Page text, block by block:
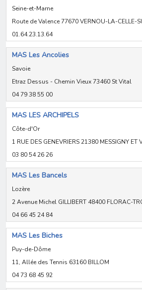
Seine-et-Marne
Route de Valence 77670 VERNOU-LA-CELLE-
01.64.23.13.64
MAS Les Ancolies
Savoie
Etraz Dessus - Chemin Vieux 73460 St Vital
04 79 38 55 00
MAS LES ARCHIPELS
Côte-d'Or
1 RUE DES GENEVRIERS 21380 MESSIGNY ET
03 80 54 26 26
MAS Les Bancels
Lozère
2 Avenue Michel GILLIBERT 48400 FLORAC-
04 66 45 24 84
MAS Les Biches
Puy-de-Dôme
11, Allée des Tennis 63160 BILLOM
04 73 68 45 92